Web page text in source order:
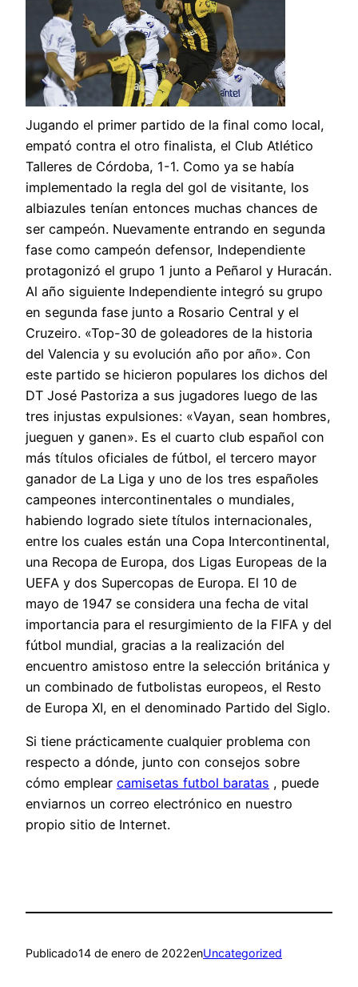
Jugando el primer partido de la final como local,
empató contra el otro finalista, el Club Atlético
Talleres de Córdoba, 1-1. Como ya se había
implementado la regla del gol de visitante, los
albiazules tenían entonces muchas chances de
ser campeón. Nuevamente entrando en segunda
fase como campeón defensor, Independiente
protagonizó el grupo 1 junto a Peñarol y Huracán.
Al año siguiente Independiente integró su grupo
en segunda fase junto a Rosario Central y el
Cruzeiro. «Top-30 de goleadores de la historia
del Valencia y su evolución año por año». Con
este partido se hicieron populares los dichos del
DT José Pastoriza a sus jugadores luego de las
tres injustas expulsiones: «Vayan, sean hombres,
jueguen y ganen». Es el cuarto club español con
más títulos oficiales de fútbol, el tercero mayor
ganador de La Liga y uno de los tres españoles
campeones intercontinentales o mundiales,
habiendo logrado siete títulos internacionales,
entre los cuales están una Copa Intercontinental,
una Recopa de Europa, dos Ligas Europeas de la
UEFA y dos Supercopas de Europa. El 10 de
mayo de 1947 se considera una fecha de vital
importancia para el resurgimiento de la FIFA y del
fútbol mundial, gracias a la realización del
encuentro amistoso entre la selección británica y
un combinado de futbolistas europeos, el Resto
de Europa XI, en el denominado Partido del Siglo.
Si tiene prácticamente cualquier problema con
respecto a dónde, junto con consejos sobre
cómo emplear camisetas futbol baratas , puede
enviarnos un correo electrónico en nuestro
propio sitio de Internet.
Publicado14 de enero de 2022enUncategorized